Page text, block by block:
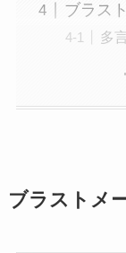
ブラス
多
ブラストメ